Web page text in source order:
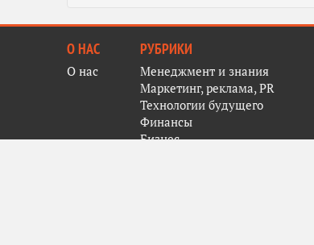
О НАС
О нас
РУБРИКИ
Менеджмент и знания
Маркетинг, реклама, PR
Технологии будущего
Финансы
Бизнес